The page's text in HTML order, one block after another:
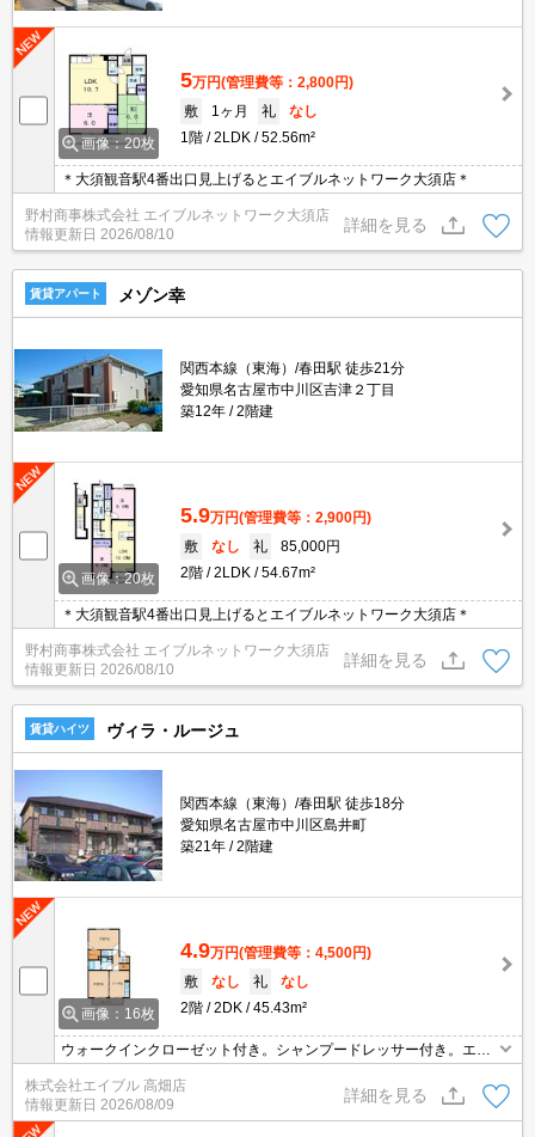
画像：20枚
5万円(管理費等：2,800円)
敷
1ヶ月 礼
なし
1階
2LDK 52.56m²
＊大須観音駅4番出口見上げるとエイブルネットワーク大須店＊
野村商事株式会社 エイブルネットワーク大須店
情報更新日 2026/08/10
詳細を見る
賃貸アパート メゾン幸
関西本線（東海）/春田駅 徒歩21分
愛知県名古屋市中川区吉津２丁目
築12年
2階建
画像：20枚
5.9万円(管理費等：2,900円)
敷
なし 礼
85,000円
2階
2LDK 54.67m²
＊大須観音駅4番出口見上げるとエイブルネットワーク大須店＊
野村商事株式会社 エイブルネットワーク大須店
情報更新日 2026/08/10
詳細を見る
賃貸ハイツ ヴィラ・ルージュ
関西本線（東海）/春田駅 徒歩18分
愛知県名古屋市中川区島井町
築21年
2階建
画像：16枚
4.9万円(管理費等：4,500円)
敷
なし 礼
なし
2階
2DK 45.43m²
ウォークインクローゼット付き。シャンプードレッサー付き。エア
コン付き。
株式会社エイブル 高畑店
情報更新日 2026/08/09
詳細を見る